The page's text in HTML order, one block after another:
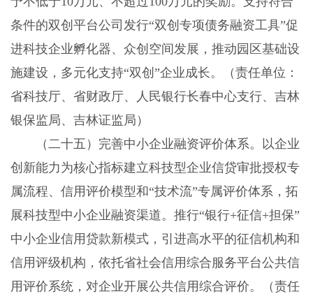
条件的双创平台公司发行“双创专项债务融资工具”促
进科技企业孵化器、众创空间发展，推动园区基础设
施建设，多元化支持“双创”企业成长。（责任单位：
省科技厅、省财政厅、人民银行长春中心支行、吉林
银保监局、吉林证监局）
（二十五）完善中小企业融资评价体系。以企业
创新能力为核心指标建立科技型企业信贷审批授权专
属流程、信用评价模型和“技术流”专属评价体系，拓
展科技型中小企业融资渠道。推行“银行+征信+担保”
中小企业信用贷款新模式，引进高水平的征信机构和
信用评级机构，依托省社会信用综合服务平台公共信
用评价系统，对企业开展公共信用综合评价。（责任